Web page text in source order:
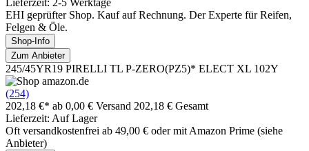
Lieferzeit: 2-5 Werktage
EHI geprüfter Shop. Kauf auf Rechnung. Der Experte für Reifen,
Felgen & Öle.
Shop-Info
Zum Anbieter
245/45YR19 PIRELLI TL P-ZERO(PZ5)* ELECT XL 102Y
(254)
202,18 €* ab 0,00 € Versand 202,18 € Gesamt
Lieferzeit: Auf Lager
Oft versandkostenfrei ab 49,00 € oder mit Amazon Prime (siehe
Anbieter)